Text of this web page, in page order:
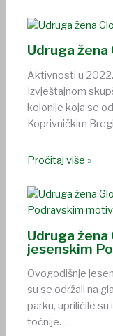
Udruga žena
Aktivnosti u
Izvještajnom
kolonije koja se
Koprivničkim
Pročitaj više »
Udruga žena
jesenskim
Ovogodišnje
su se održali na
parku, upriličile su
točnije…